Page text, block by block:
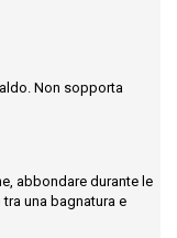
Non sopporta
abbondare durante le
una bagnatura e